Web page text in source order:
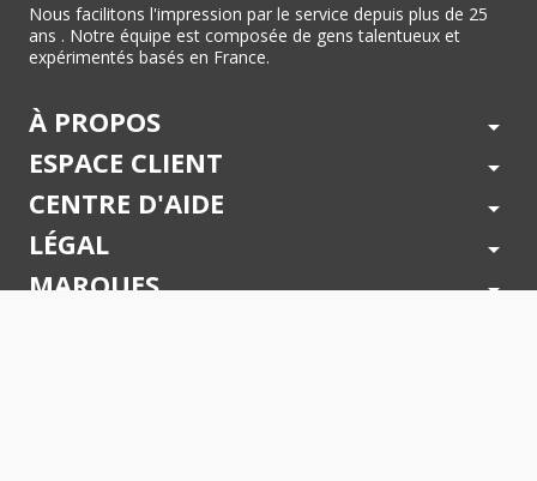
Nous facilitons l'impression par le service depuis plus de 25
ans . Notre équipe est composée de gens talentueux et
expérimentés basés en France.
À PROPOS arrow_drop_down
ESPACE CLIENT arrow_drop_down
CENTRE D'AIDE arrow_drop_down
LÉGAL arrow_drop_down
MARQUES arrow_drop_down